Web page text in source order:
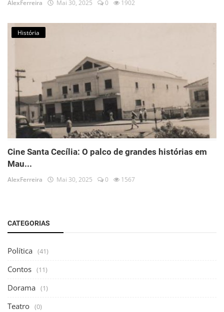
AlexFerreira Mai 30, 2025 0 1902
História
Cine Santa Cecília: O palco de grandes histórias em
Mau...
AlexFerreira Mai 30, 2025 0 1567
CATEGORIAS
Política (41)
Contos (11)
Dorama (1)
Teatro (0)